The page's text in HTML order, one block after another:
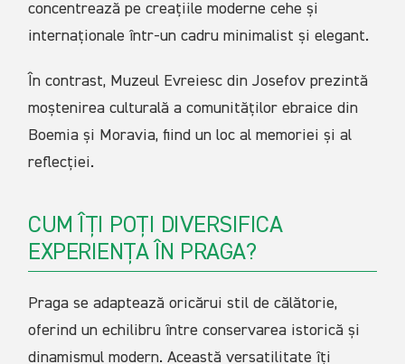
concentrează pe creațiile moderne cehe și
internaționale într-un cadru minimalist și elegant.
În contrast, Muzeul Evreiesc din Josefov prezintă
moștenirea culturală a comunităților ebraice din
Boemia și Moravia, fiind un loc al memoriei și al
reflecției.
CUM ÎȚI POȚI DIVERSIFICA
EXPERIENȚA ÎN PRAGA?
Praga se adaptează oricărui stil de călătorie,
oferind un echilibru între conservarea istorică și
dinamismul modern. Această versatilitate îți